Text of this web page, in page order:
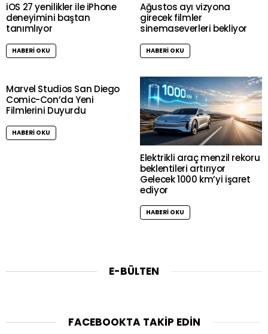
iOS 27 yenilikler ile iPhone
deneyimini baştan
tanımlıyor
HABERI OKU
Ağustos ayı vizyona
girecek filmler
sinemaseverleri bekliyor
HABERI OKU
Marvel Studios San Diego
Comic-Con’da Yeni
Filmlerini Duyurdu
HABERI OKU
Elektrikli araç menzil rekoru
beklentileri artırıyor
Gelecek 1000 km’yi işaret
ediyor
HABERI OKU
E-BÜLTEN
FACEBOOKTA TAKIP EDIN